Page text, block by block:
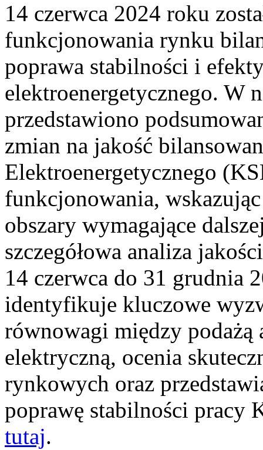
14 czerwca 2024 roku
funkcjonowania rynku
poprawa stabilności i
elektroenergetycznego. W
przedstawiono
zmian na jakość
Elektroenergetycznego
funkcjonowania,
obszary wymagające
szczegółowa analiza
14 czerwca do 31 grudnia
identyfikuje kluczowe
równowagi między podażą
elektryczną, ocenia
rynkowych oraz
poprawę stabilności pracy
tutaj.